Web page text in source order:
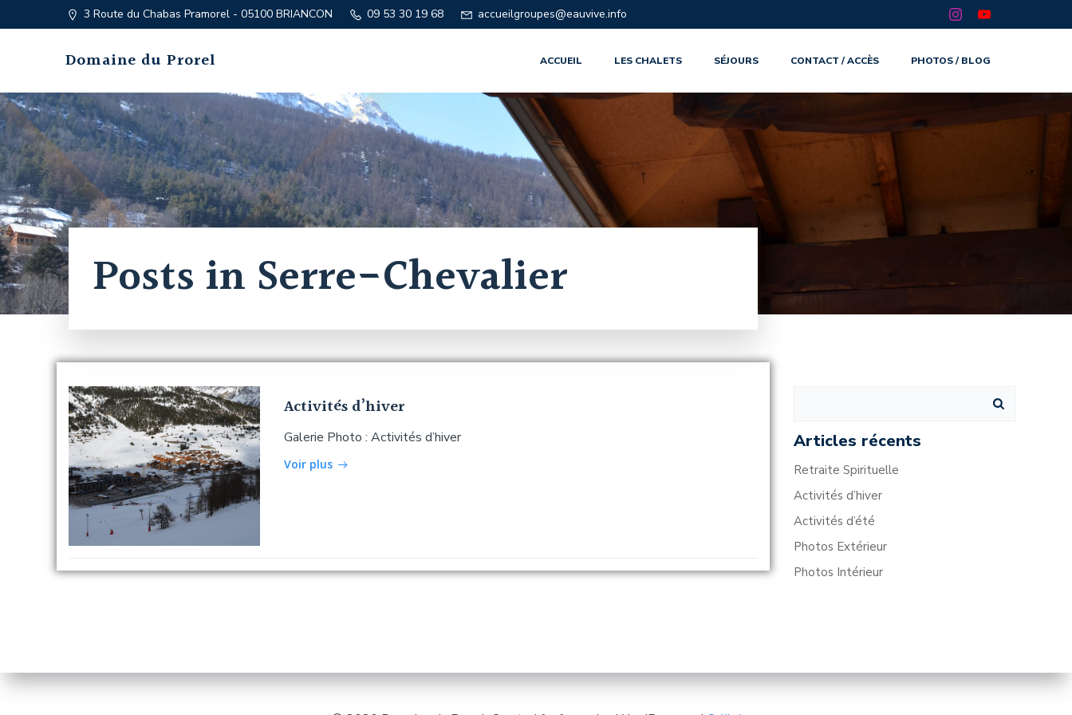
au
3 Route du Chabas Pramorel - 05100 BRIANCON 09 53 30 19 68 accueilgroupes@eauvive.info
Domaine du Prorel ACCUEIL LES CHALETS SÉJOURS CONTACT / ACCÈS PHOTOS / BLOG
Posts in Serre-Chevalier
Activités d’hiver
Galerie Photo : Activités d’hiver
Voir plus
Articles récents
Retraite Spirituelle
Activités d’hiver
Activités d’été
Photos Extérieur
Photos Intérieur